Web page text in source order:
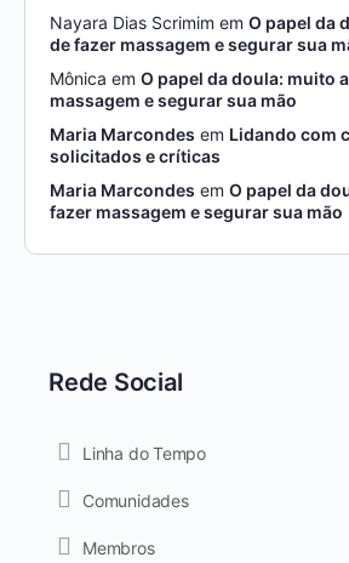
Nayara Dias Scrimim em O papel da
de fazer massagem e segurar sua
Mônica em O papel da doula: muito
massagem e segurar sua mão
Maria Marcondes em Lidando com
solicitados e críticas
Maria Marcondes em O papel da
fazer massagem e segurar sua mão
Rede Social
Linha do Tempo
Comunidades
Membros